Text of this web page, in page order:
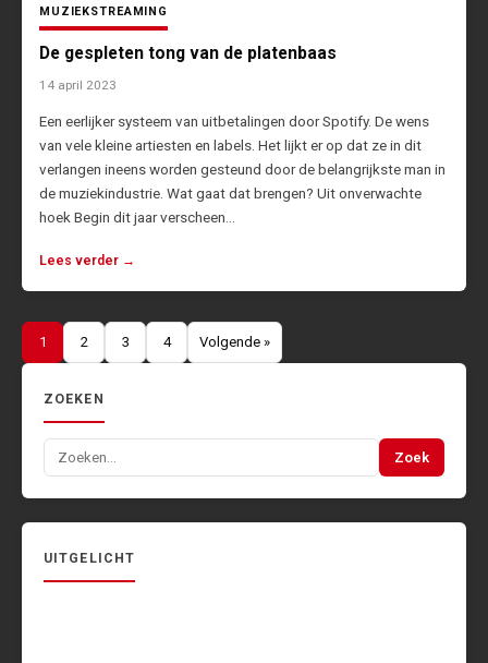
MUZIEKSTREAMING
De gespleten tong van de platenbaas
14 april 2023
Een eerlijker systeem van uitbetalingen door Spotify. De wens
van vele kleine artiesten en labels. Het lijkt er op dat ze in dit
verlangen ineens worden gesteund door de belangrijkste man in
de muziekindustrie. Wat gaat dat brengen? Uit onverwachte
hoek Begin dit jaar verscheen…
Lees verder →
Berichten
1 2 3 4 Volgende »
ZOEKEN
Zoeken
naar:
Zoek
UITGELICHT